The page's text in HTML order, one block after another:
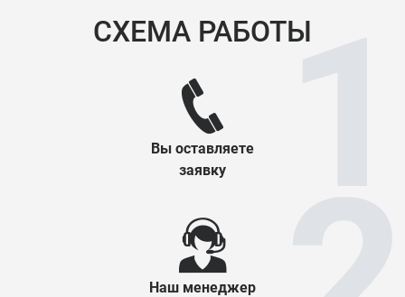
СХЕМА РАБОТЫ
Вы оставляете
заявку
Наш менеджер